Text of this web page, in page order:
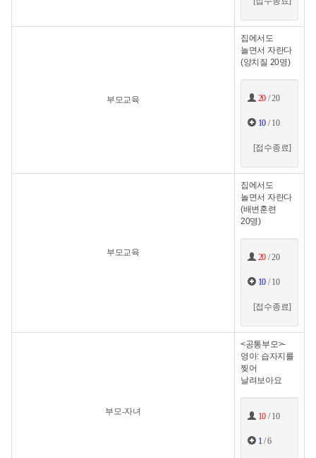
부모교육
집에서도
놀면서 자란다
(양치질 20명)
20/ 20
10/ 10
[접수종료]
부모교육
집에서도
놀면서 자란다
(배변훈련
20명)
20/ 20
10/ 10
[접수종료]
부모-자녀
<공통부모>-
영아: 습자지를
찢어
날려보아요
10/ 10
1 / 6